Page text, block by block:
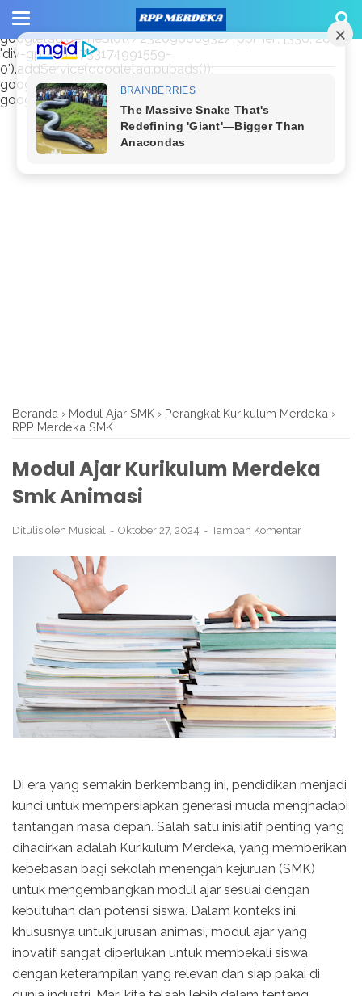
window.googletag = window.googletag || {cmd: []};
googletag.cmd.push(function() {
googletag.defineSlot('/23209888932/rppmer', [336, 280],
'div-gpt-ad-1733174991559-
0').addService(googletag.pubads());
googletag.pubads().enableSingleRequest();
googletag.enableServices(); });
Beranda › Modul Ajar SMK › Perangkat Kurikulum Merdeka ›
RPP Merdeka SMK
Modul Ajar Kurikulum Merdeka
Smk Animasi
Ditulis oleh Musical Oktober 27, 2024 Tambah Komentar
Di era yang semakin berkembang ini, pendidikan menjadi
kunci untuk mempersiapkan generasi muda menghadapi
tantangan masa depan. Salah satu inisiatif penting yang
dihadirkan adalah Kurikulum Merdeka, yang memberikan
kebebasan bagi sekolah menengah kejuruan (SMK)
untuk mengembangkan modul ajar sesuai dengan
kebutuhan dan potensi siswa. Dalam konteks ini,
khususnya untuk jurusan animasi, modul ajar yang
inovatif sangat diperlukan untuk membekali siswa
dengan keterampilan yang relevan dan siap pakai di